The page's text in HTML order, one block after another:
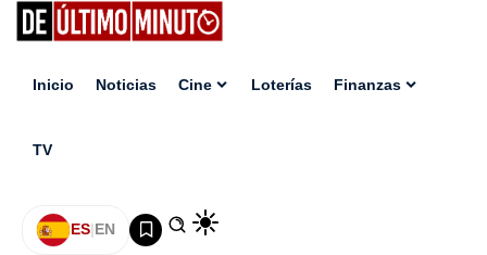
Inicio Noticias Cine Loterías Finanzas
TV
ES|EN